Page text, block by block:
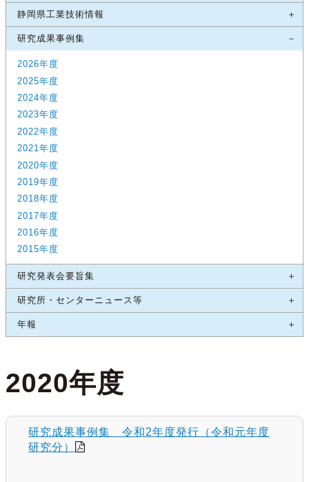
静岡県工業技術情報
研究成果事例集
2026年度
2025年度
2024年度
2023年度
2022年度
2021年度
2020年度
2019年度
2018年度
2017年度
2016年度
2015年度
研究発表会要旨集
研究所・センターニュース等
年報
2020年度
研究成果事例集 令和2年度発行（令和元年度
研究分）